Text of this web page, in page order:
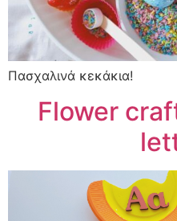
Πασχαλινά κεκάκια!
Flower